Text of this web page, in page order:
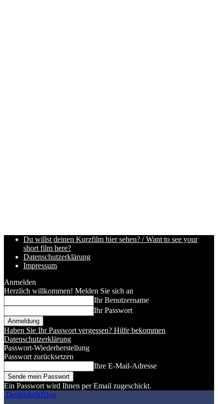
Du willst deinen Kurzfilm hier sehen? / Want to see your
short film here?
Datenschutzerklärung
Impressum
Anmelden
Herzlich willkommen! Melden Sie sich an
Ihr Benutzername
Ihr Passwort
Haben Sie Ihr Passwort vergessen? Hilfe bekommen
Datenschutzerklärung
Passwort-Wiederherstellung
Passwort zurücksetzen
Ihre E-Mail-Adresse
Ein Passwort wird Ihnen per Email zugeschickt.
DenkfabrikBlog